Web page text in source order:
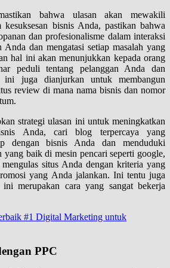
bahwa ulasan akan mewakili
kesuksesan bisnis Anda, pastikan bahwa
dan profesionalisme dalam interaksi
Anda dan mengatasi setiap masalah yang
hal ini akan menunjukkan kepada orang
peduli tentang pelanggan Anda dan
ini juga dianjurkan untuk membangun
review di mana nama bisnis dan nomor
strategi ulasan ini untuk meningkatkan
Anda, cari blog terpercaya yang
dengan bisnis Anda dan menduduki
yang baik di mesin pencari seperti google,
situs Anda dengan kriteria yang
yang Anda jalankan. Ini tentu juga
merupakan cara yang sangat bekerja
#1 Digital Marketing untuk
PPC